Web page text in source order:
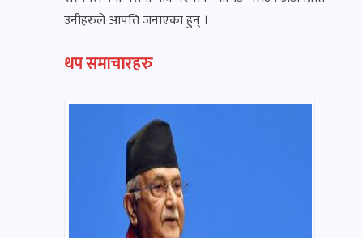
उनीहरुले आपत्ति जनाएका हुन् ।
थप समाचारहरु